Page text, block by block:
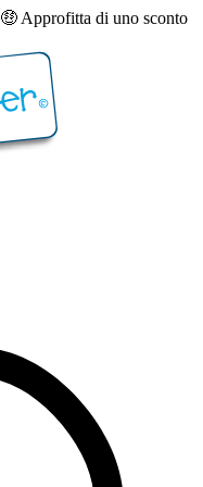
🤑 Approfitta di uno sconto